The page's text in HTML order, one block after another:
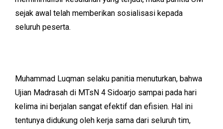
sejak awal telah memberikan sosialisasi kepada
seluruh peserta.
Muhammad Luqman selaku panitia menuturkan, bahwa
Ujian Madrasah di MTsN 4 Sidoarjo sampai pada hari
kelima ini berjalan sangat efektif dan efisien. Hal ini
tentunya didukung oleh kerja sama dari seluruh tim,